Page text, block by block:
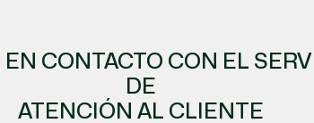
EN CONTACTO CON EL
DE
ATENCIÓN AL CLIENTE